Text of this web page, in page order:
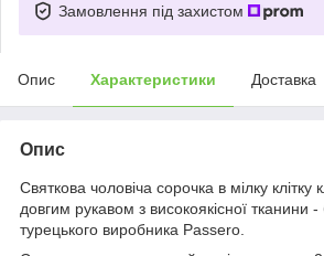
Замовлення під захистом
Опис Характеристики Доставка
Опис
Святкова чоловіча сорочка в мілку клітку
довгим рукавом з високоякісної тканини -
турецького виробника Passero.